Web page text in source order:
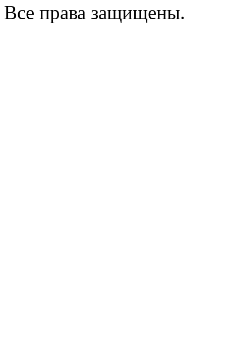
Все права защищены.